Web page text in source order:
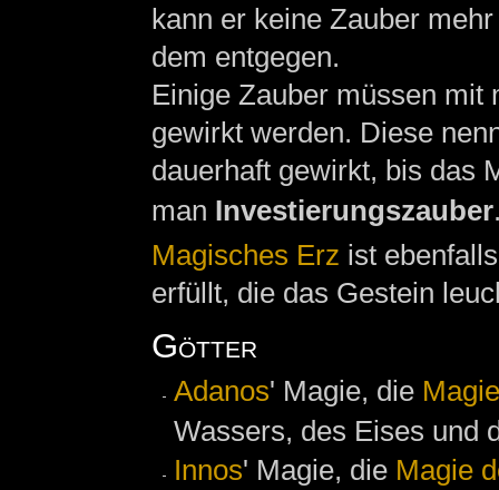
kann er keine Zauber
dem entgegen.
Einige Zauber müssen mit
gewirkt werden. Diese
dauerhaft gewirkt, bis das
man Investierungszauber
Magisches Erz ist
erfüllt, die das Gestein
Götter
Adanos' Magie, die
Wassers, des Eises und
Innos' Magie, die Magie